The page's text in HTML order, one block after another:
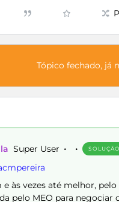
Tópico fechado, já
Super User SOLUÇÃO
e às vezes até melhor, pelo
pelo MEO para negociar